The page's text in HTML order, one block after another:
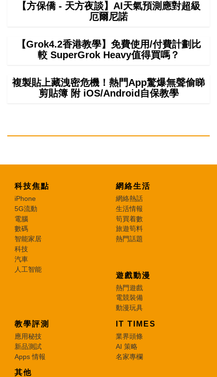
【方保僑 - 天方夜談】AI天氣預測應對超級
厄爾尼諾
【Grok4.2香港教學】免費使用/付費計劃比
較 SuperGrok Heavy值得買嗎？
複製貼上藏洩密危機！熱門App驚爆無聲偷睇
剪貼簿 附 iOS/Android自保教學
科技焦點
iPhone
5G流動
電腦
數碼
智能家居
科技
汽車
人工智能
網絡生活
網絡熱話
生活情報
筍買着數
旅遊筍料
熱門話題
遊戲動漫
熱門遊戲
電競裝備
動漫玩具
教學評測
應用秘技
新品測試
Apps 情報
IT TIMES
業界頭條
AI 策略
名家專欄
其他